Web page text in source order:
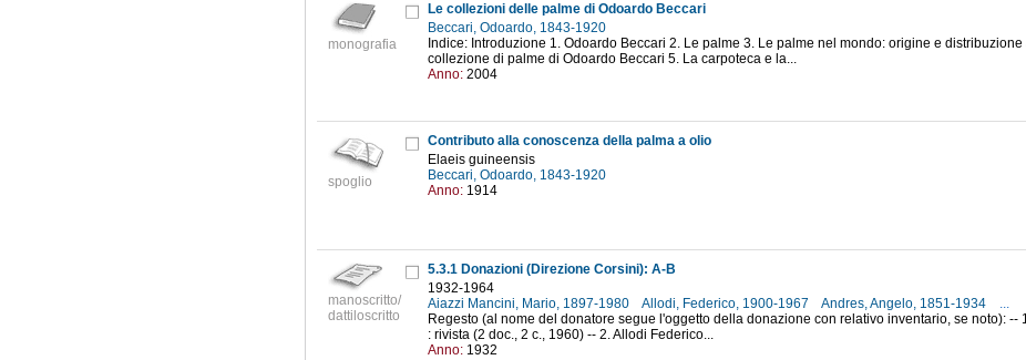
monografia
Le collezioni delle palme di Odoardo Beccari
Beccari, Odoardo, 1843-1920
Indice: Introduzione 1. Odoardo Beccari 2. Le palme 3. Le palme nel mondo: origine e
collezione di palme di Odoardo Beccari 5. La carpoteca e la...
Anno: 2004
spoglio
Contributo alla conoscenza della palma a olio
Elaeis guineensis
Beccari, Odoardo, 1843-1920
Anno: 1914
manoscritto/
dattiloscritto
5.3.1 Donazioni (Direzione Corsini): A-B
1932-1964
Aiazzi Mancini, Mario, 1897-1980
Allodi, Federico, 1900-1967 Andres, Angelo, 1851-1934
...
Regesto (al nome del donatore segue l'oggetto della donazione con relativo inventario, se noto): --
: rivista (2 doc., 2 c., 1960) -- 2. Allodi Federico...
Anno: 1932